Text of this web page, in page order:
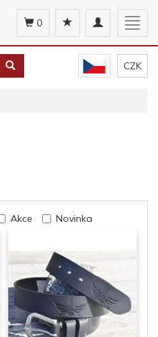
Toggle
navigation
0
CZK
Akce Novinka